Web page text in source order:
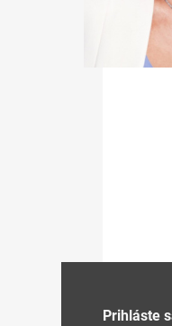
Prihláste